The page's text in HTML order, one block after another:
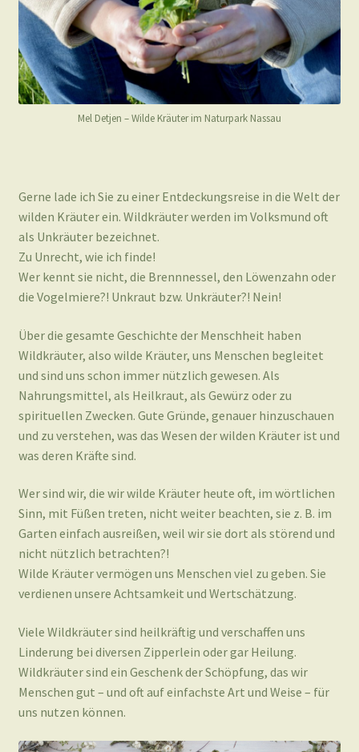
Mel Detjen – Wilde Kräuter im Naturpark Nassau
Gerne lade ich Sie zu einer Entdeckungsreise in die Welt der
wilden Kräuter ein. Wildkräuter werden im Volksmund oft
als Unkräuter bezeichnet.
Zu Unrecht, wie ich finde!
Wer kennt sie nicht, die Brennnessel, den Löwenzahn oder
die Vogelmiere?! Unkraut bzw. Unkräuter?! Nein!
Über die gesamte Geschichte der Menschheit haben
Wildkräuter, also wilde Kräuter, uns Menschen begleitet
und sind uns schon immer nützlich gewesen. Als
Nahrungsmittel, als Heilkraut, als Gewürz oder zu
spirituellen Zwecken. Gute Gründe, genauer hinzuschauen
und zu verstehen, was das Wesen der wilden Kräuter ist und
was deren Kräfte sind.
Wer sind wir, die wir wilde Kräuter heute oft, im wörtlichen
Sinn, mit Füßen treten, nicht weiter beachten, sie z. B. im
Garten einfach ausreißen, weil wir sie dort als störend und
nicht nützlich betrachten?!
Wilde Kräuter vermögen uns Menschen viel zu geben. Sie
verdienen unsere Achtsamkeit und Wertschätzung.
Viele Wildkräuter sind heilkräftig und verschaffen uns
Linderung bei diversen Zipperlein oder gar Heilung.
Wildkräuter sind ein Geschenk der Schöpfung, das wir
Menschen gut – und oft auf einfachste Art und Weise – für
uns nutzen können.